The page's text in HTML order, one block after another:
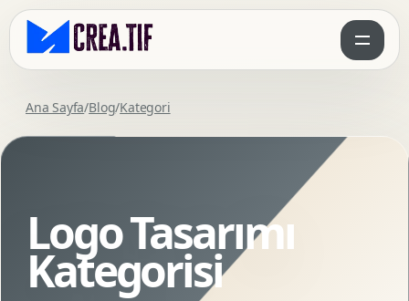
Ana Sayfa/Blog/Kategori
Logo Tasarımı
Kategorisi